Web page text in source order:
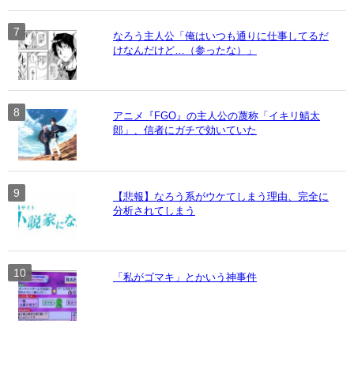
なろう主人公「俺はいつも通りに仕事してるだ
けなんだけど…（参ったな）」
アニメ『FGO』の主人公の蔑称「イキリ鯖太
郎」、信者にガチで効いていた
【悲報】なろう系がウケてしまう理由、完全に
分析されてしまう
「私がゴマキ」とかいう神事件